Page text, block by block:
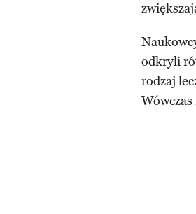
odkryli
rodzaj